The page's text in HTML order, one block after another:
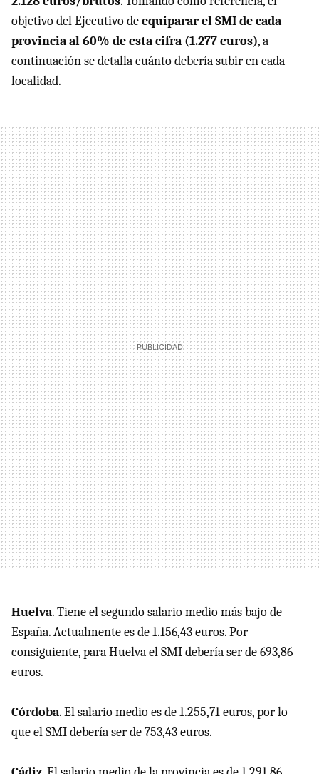
objetivo del Ejecutivo deequiparar el SMI de cada
provincia al 60% de esta cifra (1.277 euros), a
continuación se detalla cuánto debería subir en cada
localidad.
Huelva. Tiene el segundo salario medio más bajo de
España. Actualmente es de 1.156,43 euros. Por
consiguiente, para Huelva el SMI debería ser de 693,86
euros.
Córdoba. El salario medio es de 1.255,71 euros, por lo
que el SMI debería ser de 753,43 euros.